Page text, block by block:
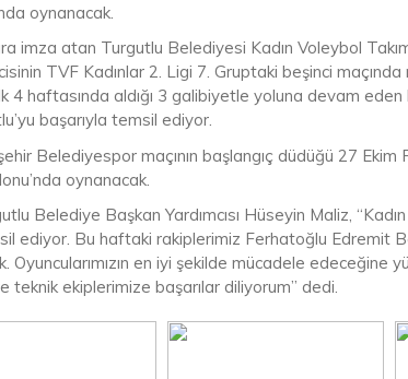
oynanacak.
imza atan Turgutlu Belediyesi Kadın Voleybol
TVF Kadınlar 2. Ligi 7. Gruptaki beşinci
haftasında aldığı 3 galibiyetle yoluna devam eden
başarıyla temsil ediyor.
Belediyespor maçının başlangıç düdüğü 27 Ekim
oynanacak.
Belediye Başkan Yardımcısı Hüseyin Maliz,
ediyor. Bu haftaki rakiplerimiz Ferhatoğlu Edremit
en iyi şekilde mücadele edeceğine
teknik ekiplerimize başarılar diliyorum” dedi.